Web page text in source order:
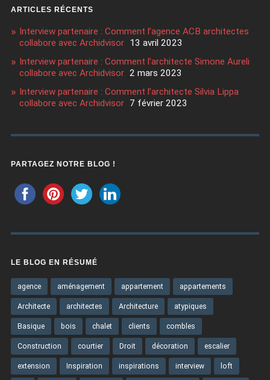
ARTICLES RÉCENTS
Interview partenaire : Comment l’agence ACB architectes
collabore avec Archidvisor 13 avril 2023
Interview partenaire : Comment l’architecte Simone Aureli
collabore avec Archidvisor 2 mars 2023
Interview partenaire : Comment l’architecte Silvia Lippa
collabore avec Archidvisor 7 février 2023
PARTAGEZ NOTRE BLOG !
LE BLOG EN RÉSUMÉ
agence aménagement appartement appartements
Architecte architectes Architecture atypiques
Basique bois chalet clients combles
Construction courtier Droit décoration escalier
extension Inspiration inspirations interview loft